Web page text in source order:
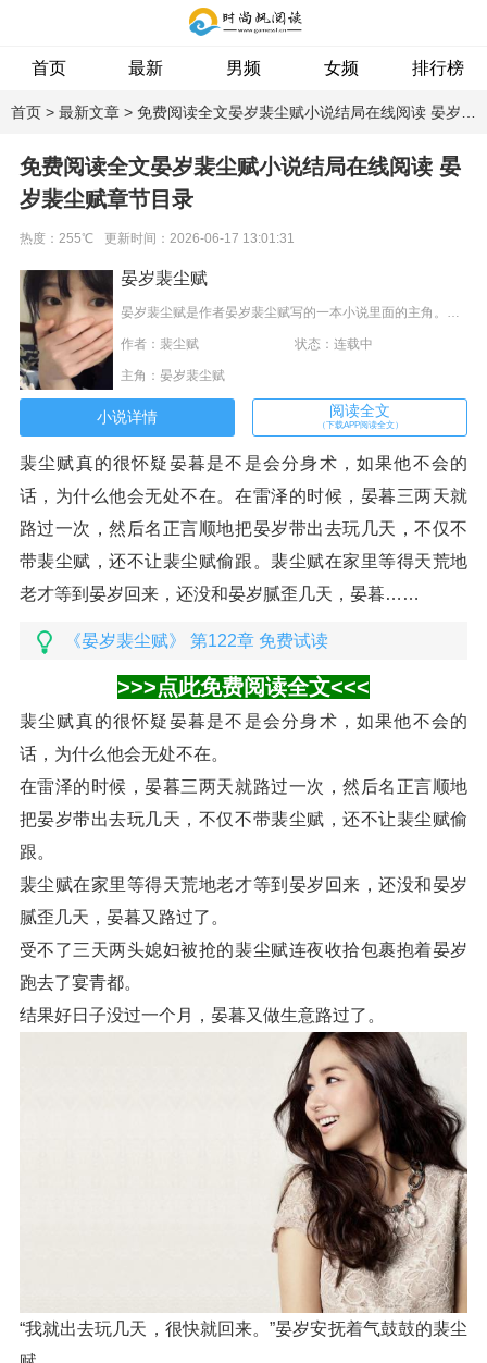
首页 最新 男频 女频 排行榜
专题
首页 > 最新文章 > 免费阅读全文晏岁裴尘赋小说结局在线阅读 晏岁裴尘赋章节目录
免费阅读全文晏岁裴尘赋小说结局在线阅读 晏
岁裴尘赋章节目录
热度：255℃ 更新时间：2026-06-17 13:01:31
晏岁裴尘赋
晏岁裴尘赋是作者晏岁裴尘赋写的一本小说里面的主角。这本小说内容跌宕起伏、深入人心，是一本情节与文笔俱佳的穿越重生小说。内容主要讲述：“真的吗？”甄如念呢喃细语，“哪怕爬到最高处，哪怕当上了帝君，也会瞒不住真相的吗？”“不会有例外的。”晏岁回答着，然后最后看了一眼甄如念，“甄掌门，多加保重。”甄如念还了晏岁深深一揖：“元君，万事顺遂。”
作者：裴尘赋 状态：连载中
主角：晏岁裴尘赋
阅读全文
（下载APP阅读全文）
小说详情
裴尘赋真的很怀疑晏暮是不是会分身术，如果他不会的
话，为什么他会无处不在。在雷泽的时候，晏暮三两天就
路过一次，然后名正言顺地把晏岁带出去玩几天，不仅不
带裴尘赋，还不让裴尘赋偷跟。裴尘赋在家里等得天荒地
老才等到晏岁回来，还没和晏岁腻歪几天，晏暮……
《晏岁裴尘赋》 第122章 免费试读
>>>点此免费阅读全文<<<
裴尘赋真的很怀疑晏暮是不是会分身术，如果他不会的
话，为什么他会无处不在。
在雷泽的时候，晏暮三两天就路过一次，然后名正言顺地
把晏岁带出去玩几天，不仅不带裴尘赋，还不让裴尘赋偷
跟。
裴尘赋在家里等得天荒地老才等到晏岁回来，还没和晏岁
腻歪几天，晏暮又路过了。
受不了三天两头媳妇被抢的裴尘赋连夜收拾包裹抱着晏岁
跑去了宴青都。
结果好日子没过一个月，晏暮又做生意路过了。
“我就出去玩几天，很快就回来。”晏岁安抚着气鼓鼓的裴尘